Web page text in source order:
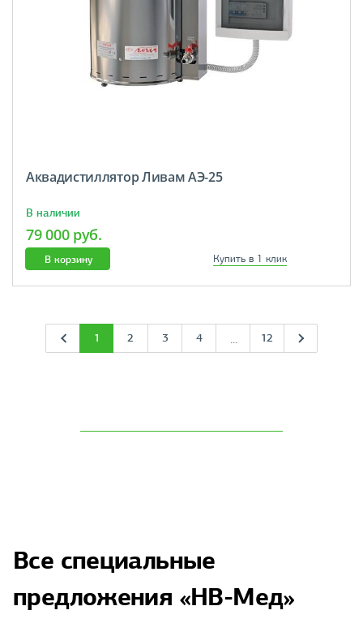
Аквадистиллятор Ливам АЭ-25
В наличии
79 000 руб.
В корзину Купить в 1 клик
1 2 3 4 ... 12
Все специальные
предложения «НВ-Мед»